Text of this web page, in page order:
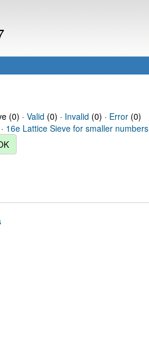
(0) · Valid (0) · Invalid (0) · Error(0)
16e Lattice Sieve for smaller numbers